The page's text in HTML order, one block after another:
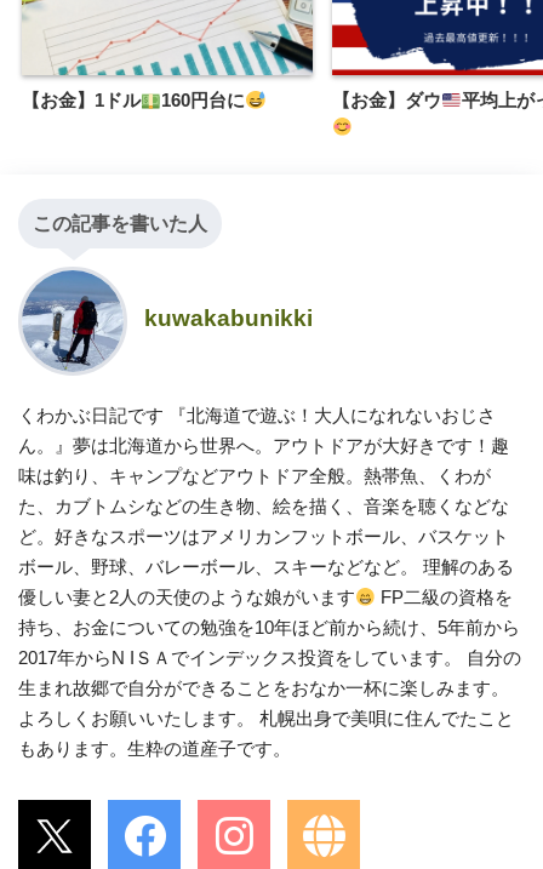
【お金】1ドル 160円台に 【お金】ダウ 平均上が
この記事を書いた人
kuwakabunikki
くわかぶ日記です 『北海道で遊ぶ！大人になれないおじさ
ん。』夢は北海道から世界へ。アウトドアが大好きです！趣
味は釣り、キャンプなどアウトドア全般。熱帯魚、くわが
た、カブトムシなどの生き物、絵を描く、音楽を聴くなどな
ど。好きなスポーツはアメリカンフットボール、バスケット
ボール、野球、バレーボール、スキーなどなど。 理解のある
優しい妻と2人の天使のような娘がいます
FP二級の資格を
持ち、お金についての勉強を10年ほど前から続け、5年前から
2017年からN IＳＡでインデックス投資をしています。 自分の
生まれ故郷で自分ができることをおなか一杯に楽しみます。
よろしくお願いいたします。 札幌出身で美唄に住んでたこと
もあります。生粋の道産子です。